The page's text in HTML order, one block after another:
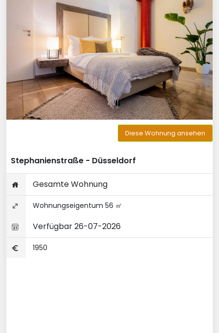
Diese Wohnung ansehen
Stephanienstraße - Düsseldorf
Gesamte Wohnung
Wohnungseigentum 56 ㎡
Verfügbar 26-07-2026
1950